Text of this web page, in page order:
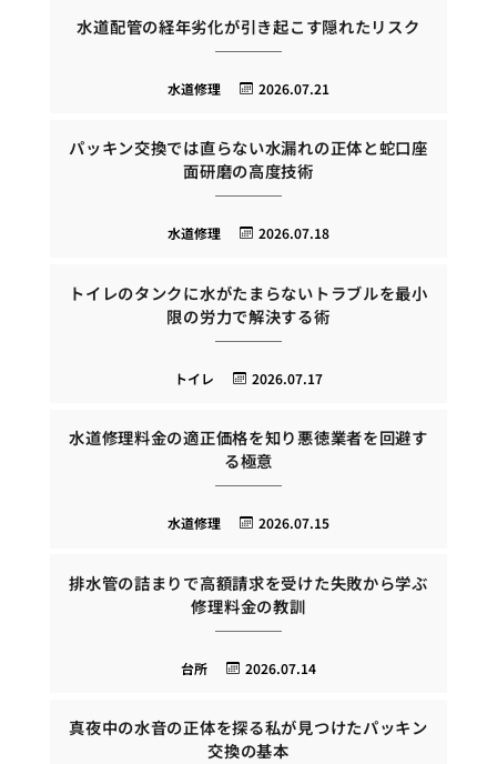
水道配管の経年劣化が引き起こす隠れたリスク
2026.07.21
水道修理
パッキン交換では直らない水漏れの正体と蛇口座
面研磨の高度技術
2026.07.18
水道修理
トイレのタンクに水がたまらないトラブルを最小
限の労力で解決する術
2026.07.17
トイレ
水道修理料金の適正価格を知り悪徳業者を回避す
る極意
2026.07.15
水道修理
排水管の詰まりで高額請求を受けた失敗から学ぶ
修理料金の教訓
2026.07.14
台所
真夜中の水音の正体を探る私が見つけたパッキン
交換の基本